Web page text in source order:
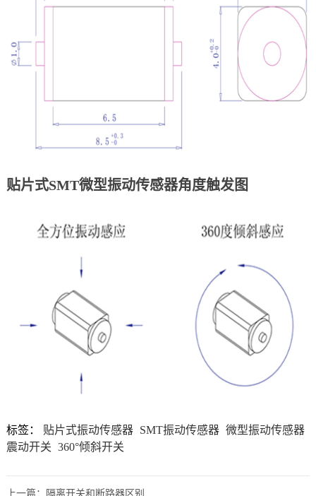
贴片式SMT微型振动传感器角度触发图
标签： 贴片式振动传感器 SMT振动传感器 微型振动传感器
震动开关 360°倾斜开关
上一篇：
隔离开关和断路器区别